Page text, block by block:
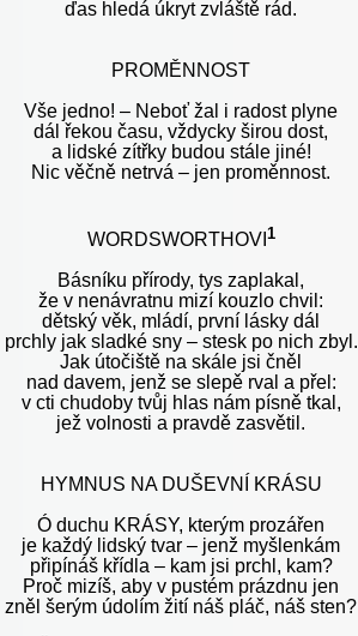
ďas hledá úkryt zvláště rád.
PROMĚNNOST
Vše jedno! – Neboť žal i radost plyne
dál řekou času, vždycky širou dost,
a lidské zítřky budou stále jiné!
Nic věčně netrvá – jen proměnnost.
WORDSWORTHOVI 1
Básníku přírody, tys zaplakal,
že v nenávratnu mizí kouzlo chvil:
dětský věk, mládí, první lásky dál
prchly jak sladké sny – stesk po nich zbyl.
Jak útočiště na skále jsi čněl
nad davem, jenž se slepě rval a přel:
v cti chudoby tvůj hlas nám písně tkal,
jež volnosti a pravdě zasvětil.
HYMNUS NA DUŠEVNÍ KRÁSU
Ó duchu KRÁSY, kterým prozářen
je každý lidský tvar – jenž myšlenkám
připínáš křídla – kam jsi prchl, kam?
Proč mizíš, aby v pustém prázdnu jen
zněl šerým údolím žití náš pláč, náš sten?